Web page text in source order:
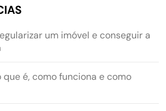
um imóvel e conseguir a
é, como funciona e como